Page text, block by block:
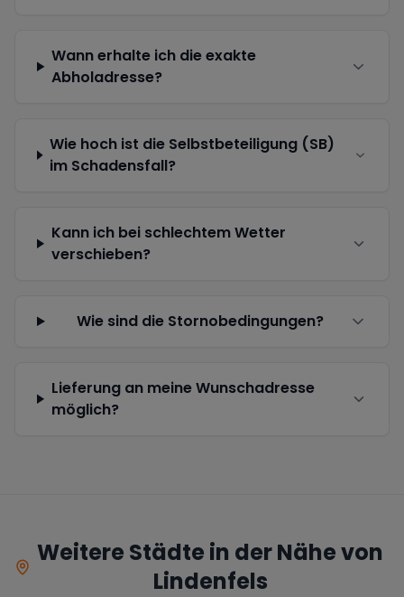
Wann erhalte ich die exakte
Abholadresse?
Wie hoch ist die Selbstbeteiligung (SB)
im Schadensfall?
Kann ich bei schlechtem Wetter
verschieben?
Wie sind die Stornobedingungen?
Lieferung an meine Wunschadresse
möglich?
Weitere Städte in der Nähe von
Lindenfels